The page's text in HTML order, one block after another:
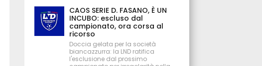
CAOS SERIE D. FASANO, È UN
INCUBO: escluso dal
campionato, ora corsa al
ricorso
Doccia gelata per la società
biancazzurra: la LND ratifica
l'esclusione dal prossimo